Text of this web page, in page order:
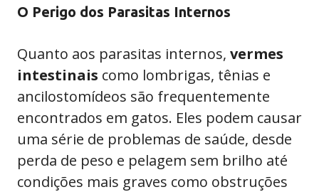
O Perigo dos Parasitas Internos
Quanto aos parasitas internos, vermes
intestinais como lombrigas, tênias e
ancilostomídeos são frequentemente
encontrados em gatos. Eles podem causar
uma série de problemas de saúde, desde
perda de peso e pelagem sem brilho até
condições mais graves como obstruções